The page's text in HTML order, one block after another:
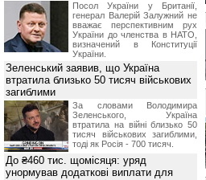
Посол України у Британії,
генерал Валерій Залужний не
вважає перспективним рух
України до членства в НАТО,
визначений в Конституції
України.
Зеленський заявив, що Україна
втратила близько 50 тисяч військових
загиблими
За словами Володимира
Зеленського, Україна
втратила на війні близько 50
тисяч військових загиблими,
тоді як Росія - 700 тисяч.
До ₴460 тис. щомісяця: уряд
унормував додаткові виплати для